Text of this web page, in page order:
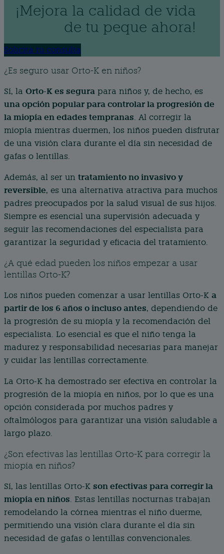
¡Mejora la calidad de vida
de tu peque ahora!
Solicita tu consulta
¿Es seguro usar Orto-K en niños?
Sí, la Orto-K es segura para niños y, de hecho, es
una opción popular para controlar la progresión de
la miopía en edades tempranas. Al corregir la
miopía mientras duermen, los niños pueden disfrutar
de una visión clara durante el día sin necesidad de
gafas o lentillas.
Además, al ser un tratamiento no invasivo y
reversible, es una alternativa atractiva para muchos
padres preocupados por la salud visual de sus hijos.
Siempre es esencial una supervisión adecuada y
seguir las recomendaciones del especialista para
garantizar la seguridad y eficacia del tratamiento.
¿A qué edad pueden los niños empezar a usar
lentillas Orto-K?
Los niños pueden comenzar a usar lentillas Orto-K a
partir de los 6 años o incluso antes, dependiendo de
la progresión de su miopía y la recomendación del
especialista. Lo esencial es que el niño tenga la
madurez y responsabilidad necesarias para manejar
y cuidar las lentillas correctamente.
La Orto-K ha demostrado ser efectiva en controlar la
progresión de la miopía en niños, por lo que es una
opción considerada por muchos padres y
oftalmólogos para garantizar una visión saludable a
largo plazo.
¿Son efectivas las lentillas Orto-K para corregir la
miopía en niños?
Sí, las lentillas Orto-K son efectivas para corregir la
miopía en niños. Estas lentillas nocturnas trabajan
remodelando la córnea mientras el niño duerme,
permitiendo una visión clara durante el día sin
necesidad de gafas o lentillas convencionales.